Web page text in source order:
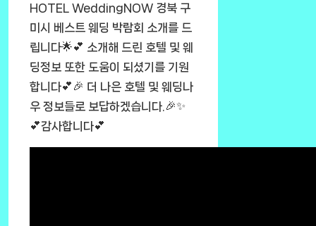
HOTEL WeddingNOW 경북 구
미시 베스트 웨딩 박람회 소개를 드
립니다🌟💕 소개해 드린 호텔 및 웨
딩정보 또한 도움이 되셨기를 기원
합니다💕🎉 더 나은 호텔 및 웨딩나
우 정보들로 보답하겠습니다.🎉✨
💕감사합니다💕